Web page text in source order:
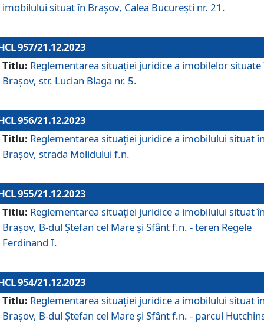
imobilului situat în Brașov, Calea București nr. 21.
957/21.12.2023
Titlu: Reglementarea situației juridice a imobilelor situate
Brașov, str. Lucian Blaga nr. 5.
956/21.12.2023
Titlu: Reglementarea situației juridice a imobilului situat
Brașov, strada Molidului f.n.
955/21.12.2023
Titlu: Reglementarea situației juridice a imobilului situat
Brașov, B-dul Ștefan cel Mare și Sfânt f.n. - teren Regele
Ferdinand I.
954/21.12.2023
Titlu: Reglementarea situației juridice a imobilului situat
Brașov, B-dul Ștefan cel Mare și Sfânt f.n. - parcul